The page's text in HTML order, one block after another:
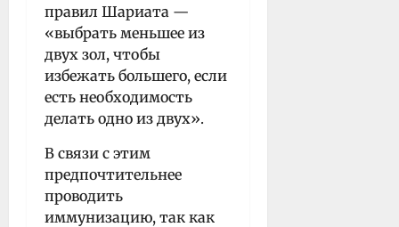
правил Шариата —
«выбрать меньшее из
двух зол, чтобы
избежать большего, если
есть необходимость
делать одно из двух».
В связи с этим
предпочтительнее
проводить
иммунизацию, так как